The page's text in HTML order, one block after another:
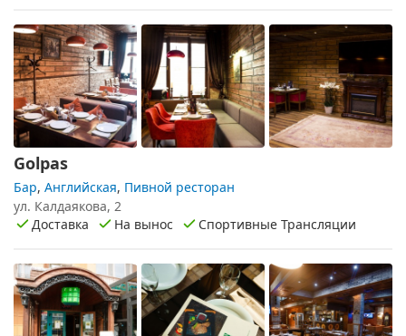
Golpas
Бар, Английская, Пивной ресторан
ул. Калдаякова, 2
Доставка
На вынос Спортивные Трансляции